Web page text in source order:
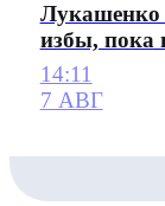
Лукашенко
избы, пока
14:11
7 АВГ